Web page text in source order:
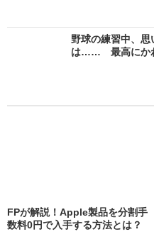
野球の練習中、
は…… 最高にか
FPが解説！Apple製品を分割手
数料0円で入手する方法とは？